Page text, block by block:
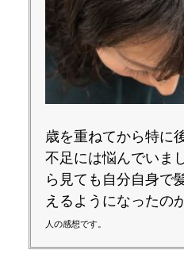
歳を重ねてから特に
不足には悩んでいま
ら見ても自分自身で
えるようになったの
人の感想です。